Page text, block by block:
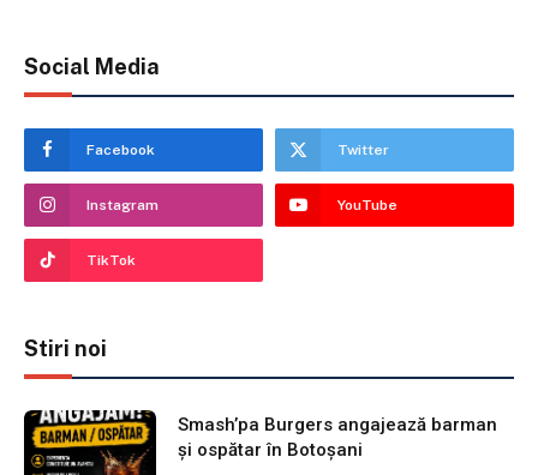
Social Media
Facebook Twitter
Instagram YouTube
TikTok
Stiri noi
Smash’pa Burgers angajează barman
și ospătar în Botoșani